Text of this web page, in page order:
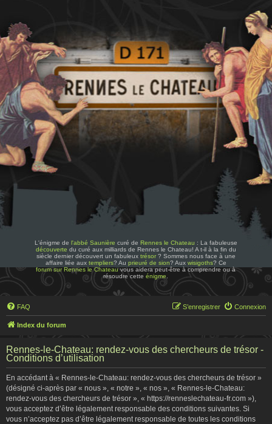
L'énigme de l'abbé Saunière curé de Rennes le Chateau : La fabuleuse
découverte du curé aux milliards de Rennes le Chateau! A t-il à la fin du
siècle dernier découvert un fabuleux trésor? Sommes nous face à une
affaire liée aux templiers? Au prieuré de sion? Aux wisigoths? Ce
forum sur Rennes le Chateauvous aidera peut-être à comprendre ou à
résoudre cetteénigme
FAQ Connexion
S’enregistrer
Index du forum
Rennes-le-Chateau: rendez-vous des chercheurs de trésor -
Conditions d’utilisation
En accédant à « Rennes-le-Chateau: rendez-vous des chercheurs de trésor »
(désigné ci-après par « nous », « notre », « nos », « Rennes-le-Chateau:
rendez-vous des chercheurs de trésor », « https://renneslechateau-fr.com »),
vous acceptez d’être légalement responsable des conditions suivantes. Si
vous n’acceptez pas d’être légalement responsable de toutes les conditions